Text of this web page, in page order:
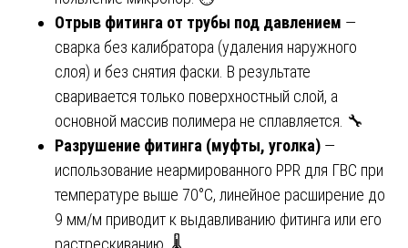
Отрыв фитинга от трубы под давлением —
сварка без калибратора (удаления наружного
слоя) и без снятия фаски. В результате
сваривается только поверхностный слой, а
основной массив полимера не сплавляется. 🔧
Разрушение фитинга (муфты, уголка) —
использование неармированного PPR для ГВС при
температуре выше 70°C, линейное расширение до
9 мм/м приводит к выдавливанию фитинга или его
растрескиванию. 🌡️